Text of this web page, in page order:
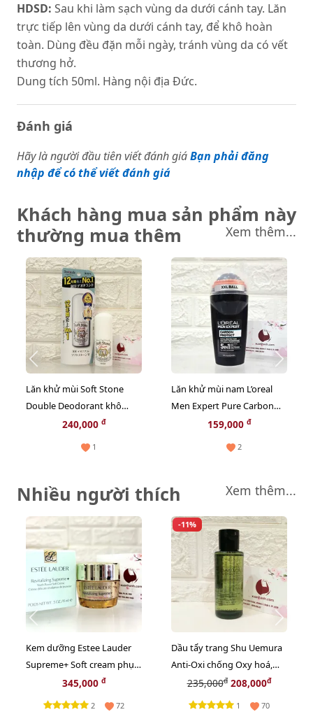
HDSD: Sau khi làm sạch vùng da dưới cánh tay. Lăn
trực tiếp lên vùng da dưới cánh tay, để khô hoàn
toàn. Dùng đều đặn mỗi ngày, tránh vùng da có vết
thương hở.
Dung tích 50ml. Hàng nội địa Đức.
Đánh giá
Hãy là người đầu tiên viết đánh giáBạn phải đăng
nhập để có thể viết đánh giá
Khách hàng mua sản phẩm này
thường mua thêm
Xem thêm...
Lăn khử mùi Soft Stone
Double Deodorant khô
thoáng, khử mùi hiệu quả,
240,000 đ
1
Lăn khử mùi nam L’oreal
Men Expert Pure Carbon
nam tính (màu đen)
159,000 đ
2
Nhiều người thích Xem thêm...
Kem dưỡng Estee Lauder
Supreme+ Soft cream phục
hồi da chuyên sâu, 15ml
345,000 đ
2 72
-11%
Dầu tẩy trang Shu Uemura
Anti-Oxi chống Oxy hoá,
giảm xỉn màu da - 50ml
235,000đ208,000đ
1 70